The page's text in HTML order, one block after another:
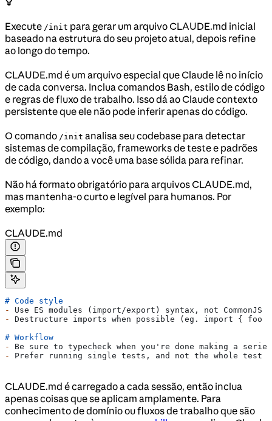
Execute /init para gerar um arquivo CLAUDE.md inicial
baseado na estrutura do seu projeto atual, depois refine
ao longo do tempo.
CLAUDE.md é um arquivo especial que Claude lê no início
de cada conversa. Inclua comandos Bash, estilo de código
e regras de fluxo de trabalho. Isso dá ao Claude contexto
persistente que ele não pode inferir apenas do código.
O comando /init analisa seu codebase para detectar
sistemas de compilação, frameworks de teste e padrões
de código, dando a você uma base sólida para refinar.
Não há formato obrigatório para arquivos CLAUDE.md,
mas mantenha-o curto e legível para humanos. Por
exemplo:
CLAUDE.md
# Code style
-
Use ES modules (import/export) syntax, not CommonJS
-
Destructure imports when possible (eg. import {
# Workflow
-
Be sure to typecheck when you're done making a
-
Prefer running single tests, and not the whole test
CLAUDE.md é carregado a cada sessão, então inclua
apenas coisas que se aplicam amplamente. Para
conhecimento de domínio ou fluxos de trabalho que são